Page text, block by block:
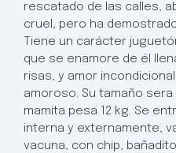
rescatado de las calles,
cruel, pero ha
Tiene un carácter
que se enamore de él
risas, y amor
amoroso. Su tamaño
mamita pesa 12 kg. Se
interna y externamente,
vacuna, con chip,